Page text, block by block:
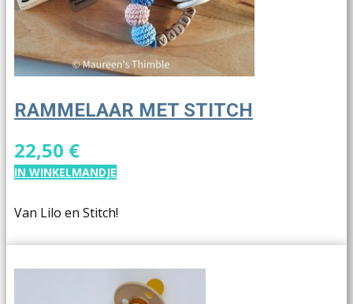
RAMMELAAR MET STITCH
22,50 €
IN WINKELMANDJE
Van Lilo en Stitch!